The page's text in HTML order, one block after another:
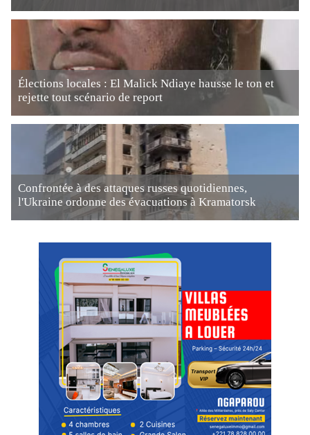
Élections locales : El Malick Ndiaye hausse le ton et
rejette tout scénario de report
Confrontée à des attaques russes quotidiennes,
l'Ukraine ordonne des évacuations à Kramatorsk